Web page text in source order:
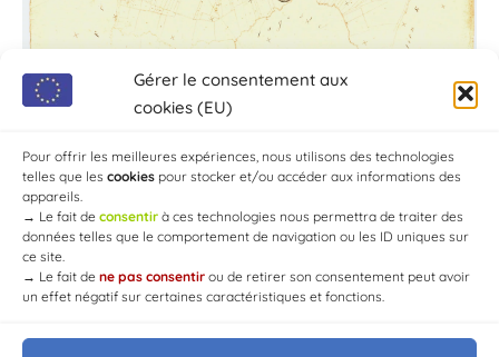
Gérer le consentement aux
cookies (EU)
Pour offrir les meilleures expériences, nous utilisons des technologies
telles que les cookies pour stocker et/ou accéder aux informations des
appareils.
→ Le fait de consentir à ces technologies nous permettra de traiter des
données telles que le comportement de navigation ou les ID uniques sur
ce site.
→ Le fait de ne pas consentir ou de retirer son consentement peut avoir
un effet négatif sur certaines caractéristiques et fonctions.